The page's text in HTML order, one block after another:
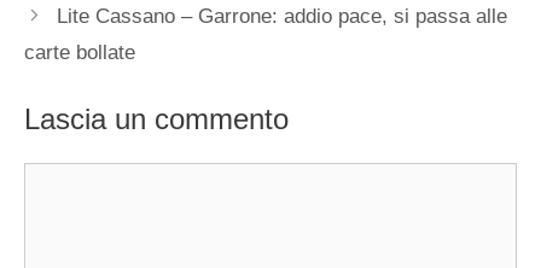
Lite Cassano – Garrone: addio pace, si passa alle
carte bollate
Lascia un commento